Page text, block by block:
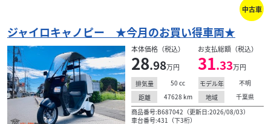
中古車
ジャイロキャノピー ★今月のお買い得車両★
本体価格（税込）
28.98万円
お支払総額（税込）
31.33万円
排気量 50 cc モデル年
不明
距離
47628 km 地域
千葉県
商品番号:B687042（更新日:2026/08/03）
車台番号:431（下3桁）